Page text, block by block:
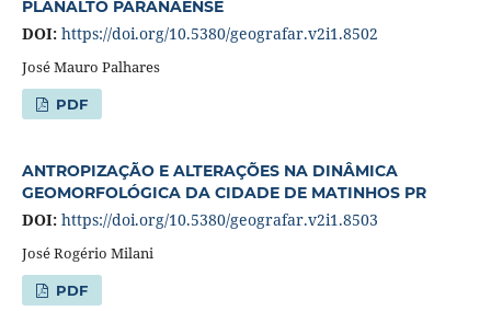
PLANALTO PARANAENSE
DOI: https://doi.org/10.5380/geografar.v2i1.8502
José Mauro Palhares
PDF
ANTROPIZAÇÃO E ALTERAÇÕES NA DINÂMICA
GEOMORFOLÓGICA DA CIDADE DE MATINHOS PR
DOI: https://doi.org/10.5380/geografar.v2i1.8503
José Rogério Milani
PDF